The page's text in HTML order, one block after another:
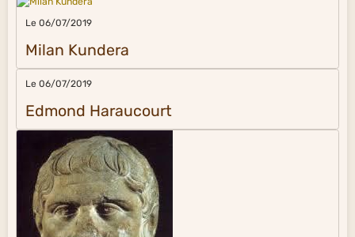
Le 06/07/2019
Milan Kundera
Le 06/07/2019
Edmond Haraucourt